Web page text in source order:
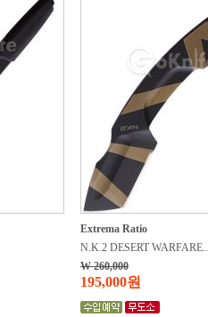
Extrema Ratio
N.K.2 DESERT WARFARE..
W 260,000
195,000원